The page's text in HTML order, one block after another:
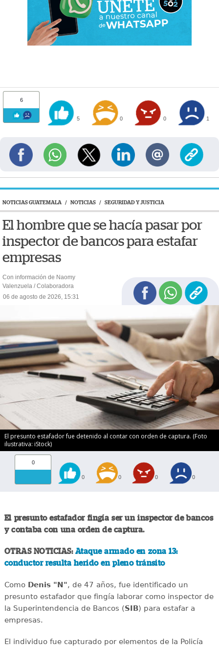
6
5 0 0 1
NOTICIAS GUATEMALA / NOTICIAS / SEGURIDAD Y JUSTICIA
El hombre que se hacía pasar por
inspector de bancos para estafar
empresas
Con información de Naomy
Valenzuela / Colaboradora
06 de agosto de 2026, 15:31
El presunto estafador fue detenido al contar con orden de captura. (Foto
ilustrativa: iStock)
0
0 0 0 0
El presunto estafador fingía ser un inspector de bancos
y contaba con una orden de captura.
OTRAS NOTICIAS: Ataque armado en zona 13:
conductor resulta herido en pleno tránsito
Como Denis "N", de 47 años, fue identificado un
presunto estafador que fingía laborar como inspector de
la Superintendencia de Bancos (SIB) para estafar a
empresas.
El individuo fue capturado por elementos de la Policía